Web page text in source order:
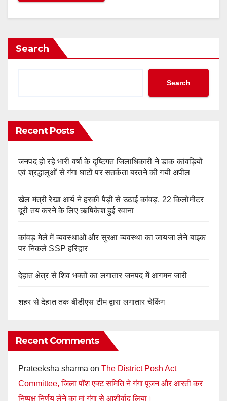
Search
Search
Recent Posts
जनपद हो रहे भारी वर्षा के दृष्टिगत जिलाधिकारी ने डाक कांवड़ियों
एवं श्रद्धालुओं से गंगा घाटों पर सतर्कता बरतने की गयी अपील
खेल मंत्री रेखा आर्य ने हरकी पैड़ी से उठाई कांवड़, 22 किलोमीटर
दूरी तय करने के लिए ऋषिकेश हुई रवाना
कांवड़ मेले में व्यवस्थाओं और सुरक्षा व्यवस्था का जायजा लेने बाइक
पर निकले SSP हरिद्वार
देहात क्षेत्र से शिव भक्तों का लगातार जनपद में आगमन जारी
शहर से देहात तक बीडीएस टीम द्वारा लगातार चेकिंग
Recent Comments
Prateeksha sharma on The District Posh Act
Committee, जिला पॉश एक्ट समिति ने गंगा पूजन और आरती कर
निष्पक्ष निर्णय लेने का मां गंगा से आशीर्वाद लिया।